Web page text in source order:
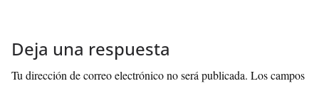
Deja una respuesta
Tu dirección de correo electrónico no será publicada. Los campos